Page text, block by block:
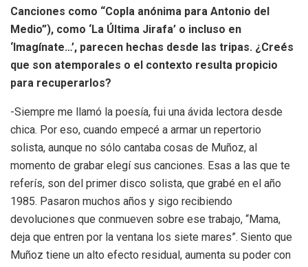
Canciones como “Copla anónima para Antonio del
Medio”), como ‘La Última Jirafa’ o incluso en
‘Imagínate…’, parecen hechas desde las tripas. ¿Creés
que son atemporales o el contexto resulta propicio
para recuperarlos?
-Siempre me llamó la poesía, fui una ávida lectora desde
chica. Por eso, cuando empecé a armar un repertorio
solista, aunque no sólo cantaba cosas de Muñoz, al
momento de grabar elegí sus canciones. Esas a las que te
referís, son del primer disco solista, que grabé en el año
1985. Pasaron muchos años y sigo recibiendo
devoluciones que conmueven sobre ese trabajo, “Mama,
deja que entren por la ventana los siete mares”. Siento que
Muñoz tiene un alto efecto residual, aumenta su poder con